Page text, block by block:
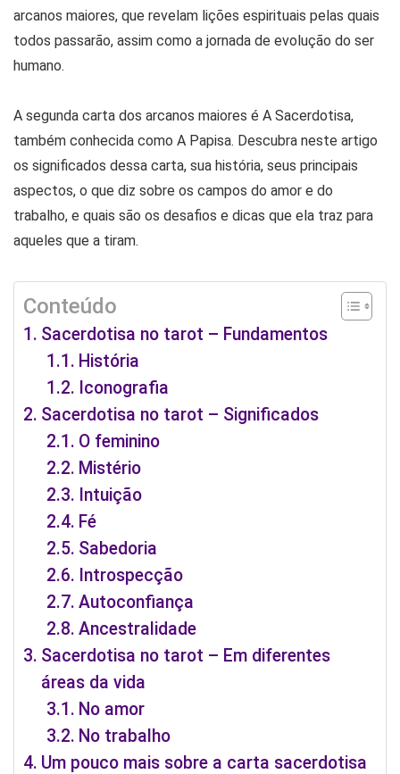
arcanos maiores, que revelam lições espirituais pelas quais
todos passarão, assim como a jornada de evolução do ser
humano.
A segunda carta dos arcanos maiores é A Sacerdotisa,
também conhecida como A Papisa. Descubra neste artigo
os significados dessa carta, sua história, seus principais
aspectos, o que diz sobre os campos do amor e do
trabalho, e quais são os desafios e dicas que ela traz para
aqueles que a tiram.
Conteúdo
Sacerdotisa no tarot – Fundamentos
História
Iconografia
Sacerdotisa no tarot – Significados
O feminino
Mistério
Intuição
Fé
Sabedoria
Introspecção
Autoconfiança
Ancestralidade
Sacerdotisa no tarot – Em diferentes
áreas da vida
No amor
No trabalho
Um pouco mais sobre a carta sacerdotisa